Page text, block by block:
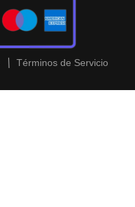
Términos de Servicio